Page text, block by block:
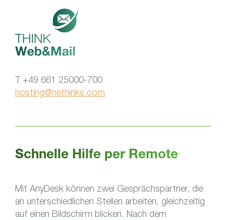
T +49 661 25000-700
hosting@nethinks.com
Schnelle Hilfe per Remote
Mit AnyDesk können zwei Gesprächspartner, die
an unterschiedlichen Stellen arbeiten, gleichzeitig
auf einen Bildschirm blicken. Nach dem